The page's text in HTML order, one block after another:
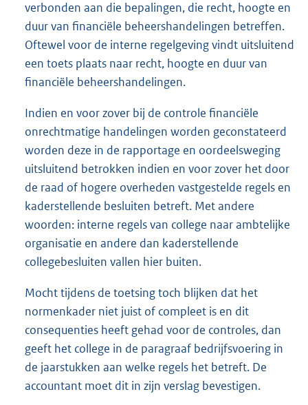
verbonden aan die bepalingen, die recht, hoogte en
duur van financiële beheershandelingen betreffen.
Oftewel voor de interne regelgeving vindt uitsluitend
een toets plaats naar recht, hoogte en duur van
financiële beheershandelingen.
Indien en voor zover bij de controle financiële
onrechtmatige handelingen worden geconstateerd
worden deze in de rapportage en oordeelsweging
uitsluitend betrokken indien en voor zover het door
de raad of hogere overheden vastgestelde regels en
kaderstellende besluiten betreft. Met andere
woorden: interne regels van college naar ambtelijke
organisatie en andere dan kaderstellende
collegebesluiten vallen hier buiten.
Mocht tijdens de toetsing toch blijken dat het
normenkader niet juist of compleet is en dit
consequenties heeft gehad voor de controles, dan
geeft het college in de paragraaf bedrijfsvoering in
de jaarstukken aan welke regels het betreft. De
accountant moet dit in zijn verslag bevestigen.